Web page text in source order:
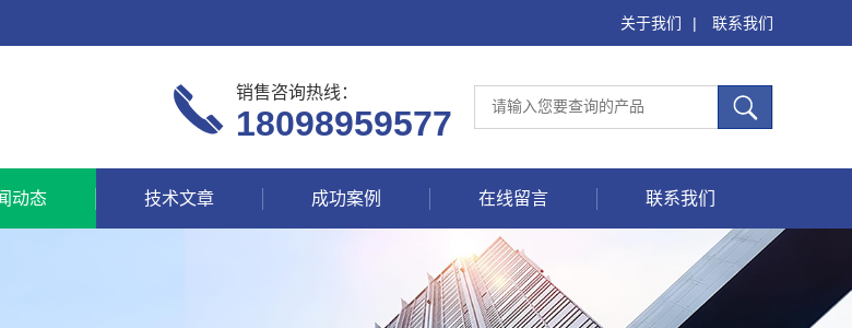
关于我们 | 联系我们
销售咨询热线：
18098959577
动态 技术文章 成功案例 在线留言 联系我们